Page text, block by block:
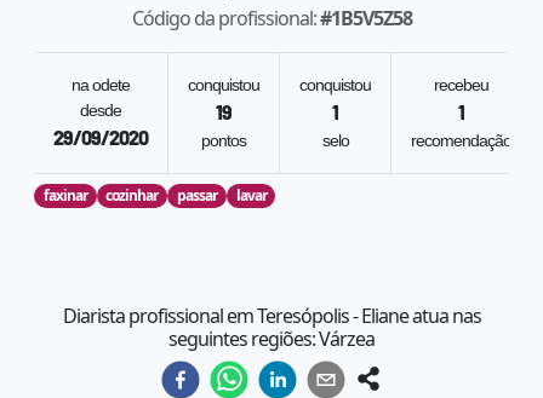
Código da profissional:#1B5V5Z58
na odete
desde
29/09/2020
conquistou
19
pontos
conquistou
1
selo
recebeu
1
recomendação
faxinar cozinhar passar lavar
Diarista profissional em Teresópolis - Eliane atua nas
seguintes regiões: Várzea